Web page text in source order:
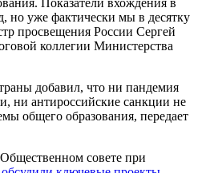
но уже фактически мы в десятку
просвещения России Сергей
коллегии Министерства
добавил, что ни пандемия
ни антироссийские санкции не
общего образования, передает
совете при